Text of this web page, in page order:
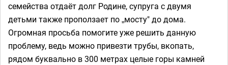
семейства отдаёт долг Родине, супруга с двумя
детьми также проползает по „мосту" до дома.
Огромная просьба помогите уже решить данную
проблему, ведь можно привезти трубы, вкопать,
рядом буквально в 300 метрах целые горы камней